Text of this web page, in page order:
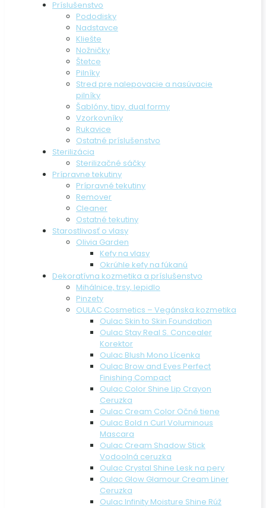
Príslušenstvo
Pododisky
Nadstavce
Kliešte
Nožničky
Štetce
Pilníky
Stred pre nalepovacie a nasúvacie
pilníky
Šablóny, tipy, dual formy
Vzorkovníky
Rukavice
Ostatné príslušenstvo
Sterilizácia
Sterilizačné sáčky
Prípravne tekutiny
Prípravné tekutiny
Remover
Cleaner
Ostatné tekutiny
Starostlivosť o vlasy
Olivia Garden
Kefy na vlasy
Okrúhle kefy na fúkanú
Dekoratívna kozmetika a príslušenstvo
Mihálnice, trsy, lepidlo
Pinzety
OULAC Cosmetics – Vegánska kozmetika
Oulac Skin to Skin Foundation
Oulac Stay Real S. Concealer
Korektor
Oulac Blush Mono Lícenka
Oulac Brow and Eyes Perfect
Finishing Compact
Oulac Color Shine Lip Crayon
Ceruzka
Oulac Cream Color Očné tiene
Oulac Bold n Curl Voluminous
Mascara
Oulac Cream Shadow Stick
Vodoolná ceruzka
Oulac Crystal Shine Lesk na pery
Oulac Glow Glamour Cream Liner
Ceruzka
Oulac Infinity Moisture Shine Rúž